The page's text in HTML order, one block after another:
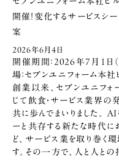
開催！ 変化するサービスシ
案
2026年6月4日
開催期間：2026年7月1日
場：セブンユニフォーム本
創業以来、セブンユニフォ
じて飲食・サービス業界の
共に歩んでまいりました。 AI
ーと共存する新たな時代に
ど、サービス業を取り巻く
す。その一方で、人と人と